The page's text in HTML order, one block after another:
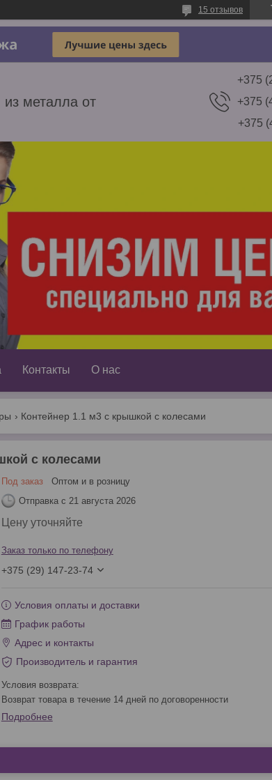
15 отзывов
из металла от
+375
+375
+375
Контакты О нас
Контейнер 1.1 м3 с крышкой с колесами
с колесами
Под заказ
Оптом и в розницу
Отправка с 21 августа 2026
Цену уточняйте
Заказ только по телефону
+375 (29) 147-23-74
Условия оплаты и доставки
График работы
Адрес и контакты
Производитель и гарантия
возврат товара в течение 14 дней по договоренности
Подробнее